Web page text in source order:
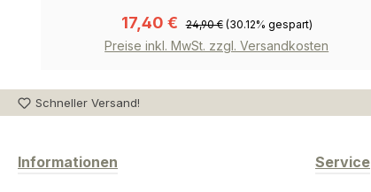
17,40 € 24,90 € (30.12% gespart)
Preise inkl. MwSt. zzgl. Versandkosten
Schneller Versand!
Informationen Service